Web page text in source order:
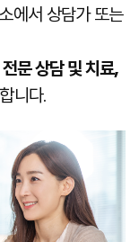
에서 상담가 또는
전문 상담 및 치료,
합니다.